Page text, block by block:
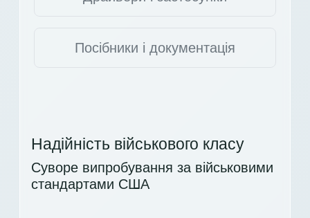
Посібники і документація
Надійність військового класу
Суворе випробування за військовими
стандартами США